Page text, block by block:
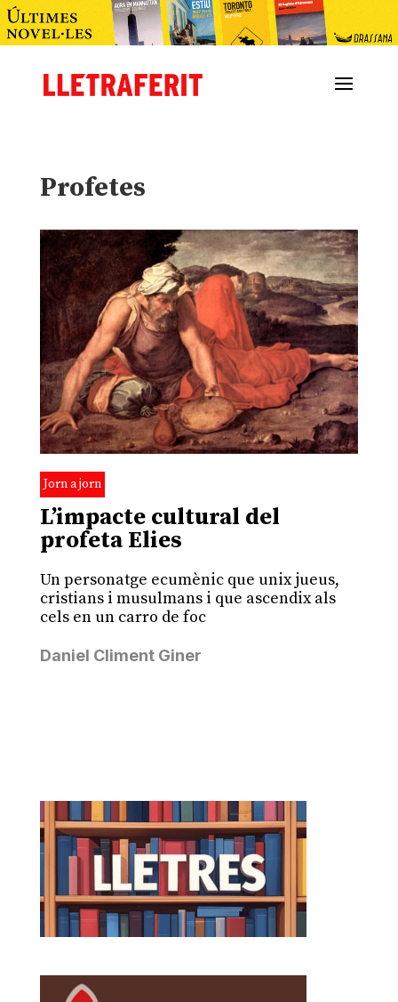
Profetes
Jorn a jorn
L’impacte cultural del
profeta Elies
Un personatge ecumènic que unix jueus,
cristians i musulmans i que ascendix als
cels en un carro de foc
Daniel Climent Giner